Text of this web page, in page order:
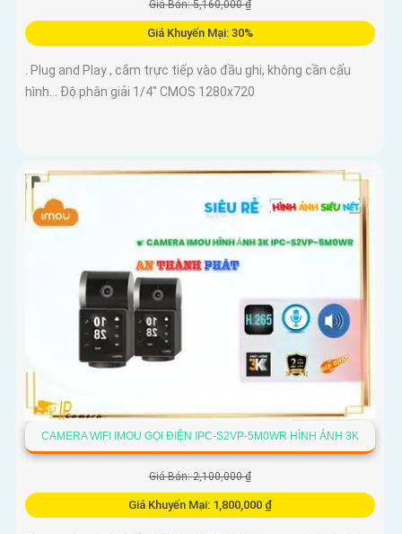
Giá Bán: 5,160,000 ₫
Giá Khuyến Mại: 30%
. Plug and Play , cắm trực tiếp vào đầu ghi, không cần cấu
hình. . Độ phân giải 1/4" CMOS 1280x720
CAMERA WIFI IMOU GỌI ĐIỆN IPC-S2VP-5M0WR HÌNH ẢNH 3K
Giá Bán: 2,100,000 ₫
Giá Khuyến Mại: 1,800,000 ₫